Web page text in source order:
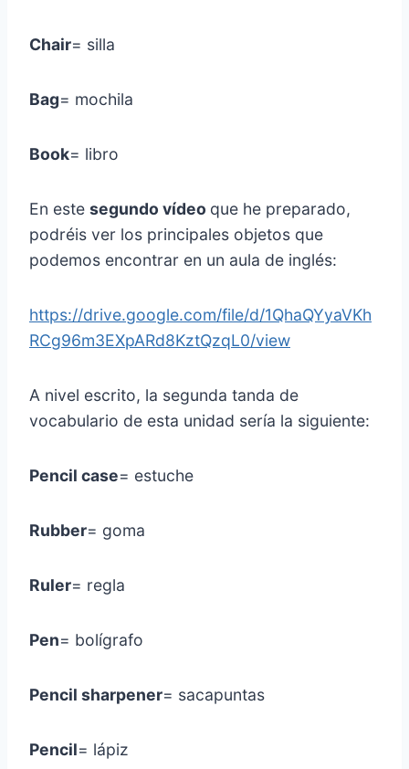
Chair= silla
Bag= mochila
Book= libro
En este segundo vídeo que he preparado,
podréis ver los principales objetos que
podemos encontrar en un aula de inglés:
https://drive.google.com/file/d/1QhaQYyaVKh
RCg96m3EXpARd8KztQzqL0/view
A nivel escrito, la segunda tanda de
vocabulario de esta unidad sería la siguiente:
Pencil case= estuche
Rubber= goma
Ruler= regla
Pen= bolígrafo
Pencil sharpener= sacapuntas
Pencil= lápiz